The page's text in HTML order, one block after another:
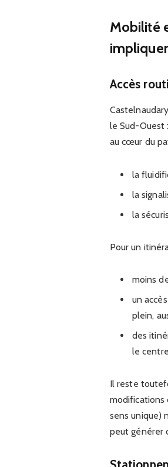
Mobilité
Accès
le Sud-Ouest
au cœur du
la
la
la
Pour un
moins
un
plein,
des
le
Il reste
modifications
sens unique)
peut générer